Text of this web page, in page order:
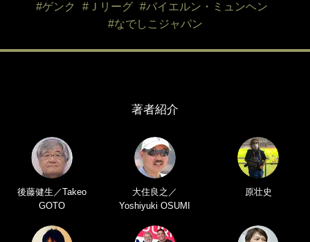
#ゲンク
#Ｊリーグ
#バイエルン・ミュンヘン
#なでしこジャパン
著者紹介
後藤健生／Takeo
GOTO
大住良之／
Yoshiyuki OSUMI
原壮史